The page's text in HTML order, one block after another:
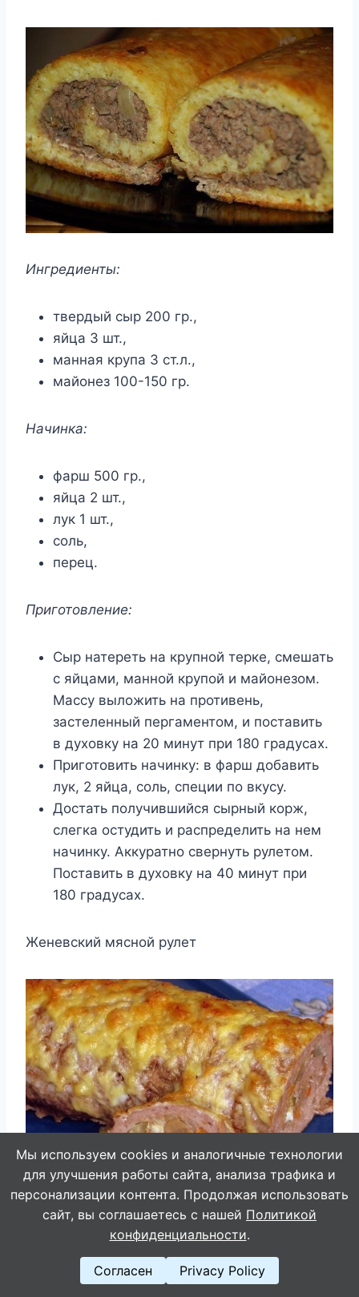
Ингредиенты:
твердый сыр 200 гр.,
яйца 3 шт.,
манная крупа 3 ст.л.,
майонез 100-150 гр.
Начинка:
фарш 500 гр.,
яйца 2 шт.,
лук 1 шт.,
соль,
перец.
Приготовление:
Сыр натереть на крупной терке, смешать
с яйцами, манной крупой и майонезом.
Массу выложить на противень,
застеленный пергаментом, и поставить
в духовку на 20 минут при 180 градусах.
Приготовить начинку: в фарш добавить
лук, 2 яйца, соль, специи по вкусу.
Достать получившийся сырный корж,
слегка остудить и распределить на нем
начинку. Аккуратно свернуть рулетом.
Поставить в духовку на 40 минут при
180 градусах.
Женевский мясной рулет
Способ приготовления:
Мы используем cookies и аналогичные технологии
для улучшения работы сайта, анализа трафика и
персонализации контента. Продолжая использовать
сайт, вы соглашаетесь с нашей Политикой
конфиденциальности.
Согласен Privacy Policy